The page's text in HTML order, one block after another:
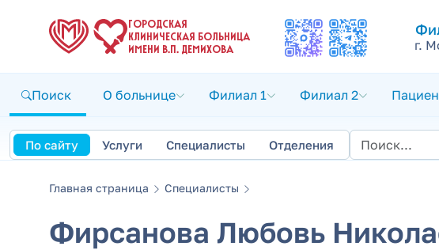
ГОРОДСКАЯ
КЛИНИЧЕСКАЯ БОЛЬНИЦА
ИМЕНИ В.П. ДЕМИХОВА
г.
Поиск О больнице Филиал 1 Филиал 2
По сайту Услуги Специалисты Отделения
Главная страница Специалисты
Фирсанова Любовь